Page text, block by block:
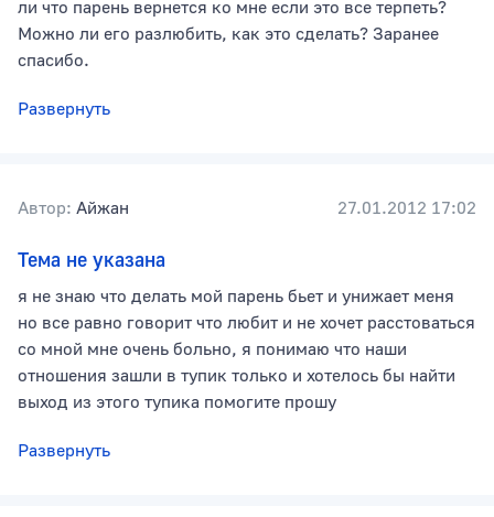
ли что парень вернется ко мне если это все терпеть?
Можно ли его разлюбить, как это сделать? Заранее
спасибо.
Развернуть
Автор: Айжан 27.01.2012 17:02
Тема не указана
я не знаю что делать мой парень бьет и унижает меня
но все равно говорит что любит и не хочет расстоваться
со мной мне очень больно, я понимаю что наши
отношения зашли в тупик только и хотелось бы найти
выход из этого тупика помогите прошу
Развернуть